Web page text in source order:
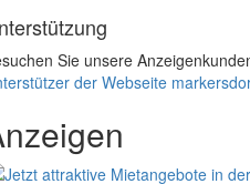
Sie unsere
der Webseite